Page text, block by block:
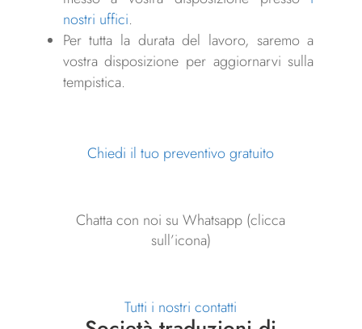
nostri uffici.
Per tutta la durata del lavoro, saremo a
vostra disposizione per aggiornarvi sulla
tempistica.
Chiedi il tuo preventivo gratuito
Chatta con noi su Whatsapp (clicca
sull’icona)
Tutti i nostri contatti